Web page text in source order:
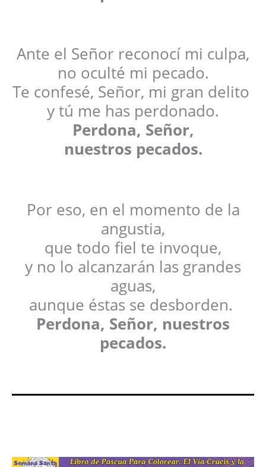
Ante el Señor reconocí mi culpa,
no oculté mi pecado.
Te confesé, Señor, mi gran delito
y tú me has perdonado.
Perdona, Señor,
nuestros pecados.
Por eso, en el momento de la
angustia,
que todo fiel te invoque,
y no lo alcanzarán las grandes
aguas,
aunque éstas se desborden.
Perdona, Señor, nuestros
pecados.